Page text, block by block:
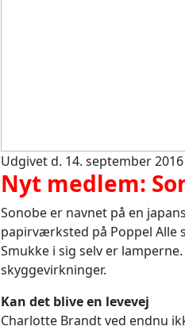
Udgivet d. 14. september 2016
Nyt medlem:
Sonobe er navnet på en
papirværksted på Poppel Alle
Smukke i sig selv er
skyggevirkninger.
Kan det blive en levevej
Charlotte Brandt ved endnu